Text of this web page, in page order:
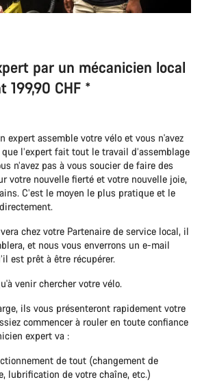
par un mécanicien local
199,90 CHF *
expert assemble votre vélo et vous n'avez
l’expert fait tout le travail d’assemblage
n’avez pas à vous soucier de faire des
votre nouvelle fierté et votre nouvelle joie,
C’est le moyen le plus pratique et le
chez votre Partenaire de service local, il
et nous vous enverrons un e-mail
est prêt à être récupérer.
venir chercher votre vélo.
ils vous présenteront rapidement votre
commencer à rouler en toute confiance
expert va :
de tout (changement de
lubrification de votre chaîne, etc.)